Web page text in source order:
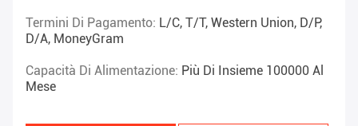
Termini Di Pagamento: L/C, T/T, Western Union, D/P,
D/A, MoneyGram
Capacità Di Alimentazione: Più Di Insieme 100000 Al
Mese